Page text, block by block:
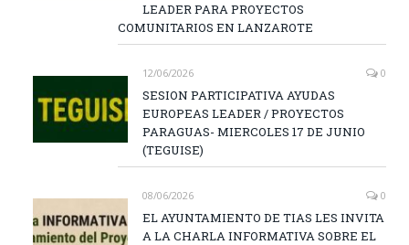
LEADER PARA PROYECTOS
COMUNITARIOS EN LANZAROTE
12/06/2026 0
SESION PARTICIPATIVA AYUDAS
EUROPEAS LEADER / PROYECTOS
PARAGUAS- MIERCOLES 17 DE JUNIO
(TEGUISE)
08/06/2026 0
EL AYUNTAMIENTO DE TIAS LES INVITA
A LA CHARLA INFORMATIVA SOBRE EL